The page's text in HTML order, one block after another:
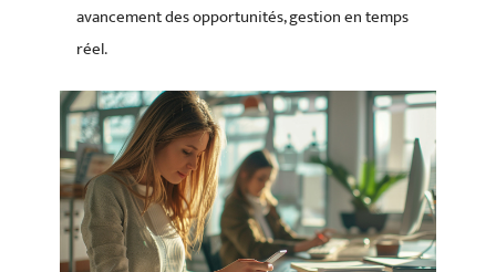
avancement des opportunités, gestion en temps
réel.